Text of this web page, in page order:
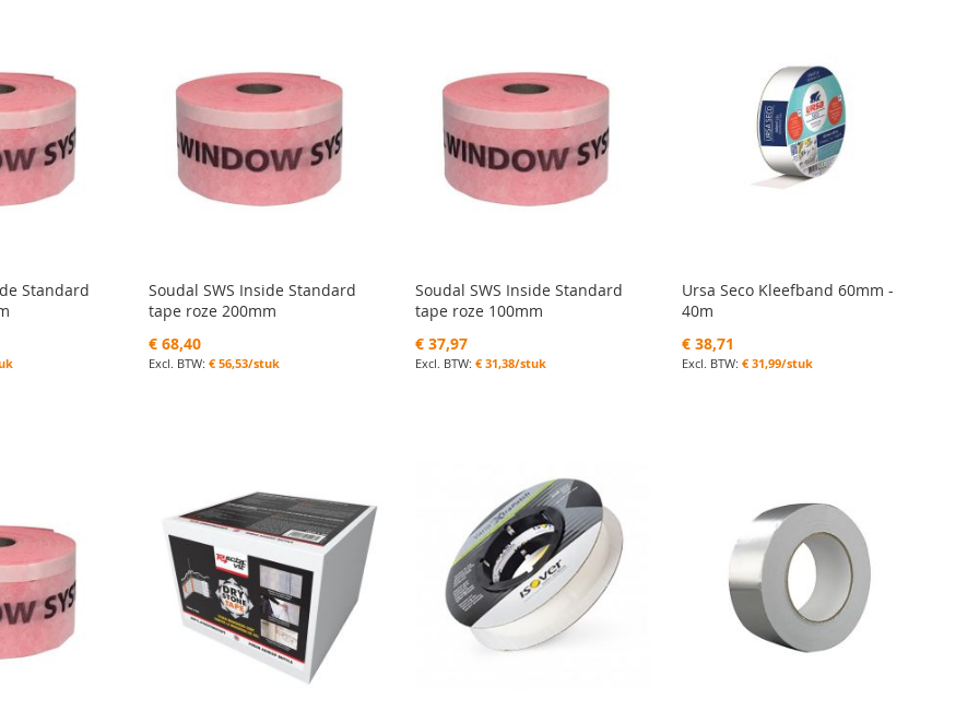
Standard
Soudal SWS Inside Standard
tape roze 200mm
€ 68,40
€ 56,53/stuk
Soudal SWS Inside Standard
tape roze 100mm
€ 37,97
€ 31,38/stuk
Ursa Seco Kleefband 60mm -
40m
€ 38,71
€ 31,99/stuk